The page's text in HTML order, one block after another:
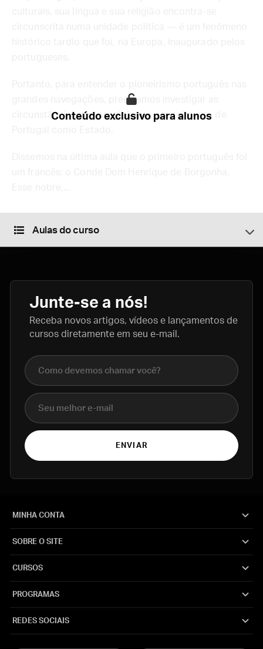
grandes navegações, precisamos investigar as
circunstâncias que propiciaram o surgimento de
Conteúdo exclusivo para alunos
Aulas do curso
Junte-se a nós!
Receba novos artigos, vídeos e lançamentos de
cursos diretamente em seu e-mail.
Nome completo
E-mail
ENVIAR
MINHA CONTA
SOBRE O SITE
CURSOS
PROGRAMAS
REDES SOCIAIS